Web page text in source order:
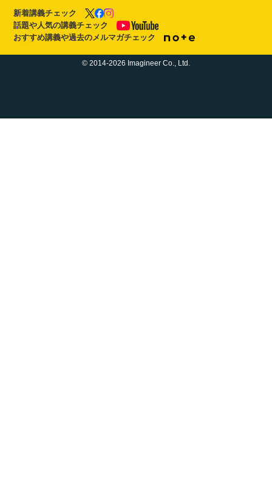
新着講義チェック
話題や人気の講義チェック
おすすめ講義や過去のメルマガチェック
© 2014-2026 Imagineer Co., Ltd.